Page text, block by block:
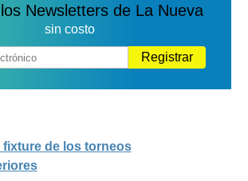
Newsletters de La Nueva
sin costo
Registrar
fixture de los torneos